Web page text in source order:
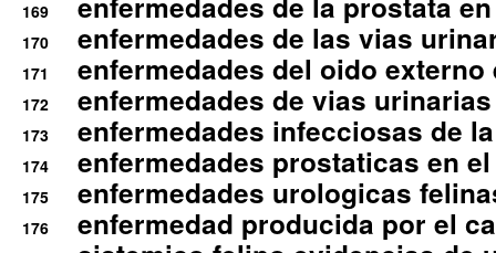
169
170 enfermedades de las vias
171 enfermedades del oido
172 enfermedades de vias
173 enfermedades infecciosas de
174 enfermedades prostaticas en
175 enfermedades urologicas
176
enfermedad producida por el